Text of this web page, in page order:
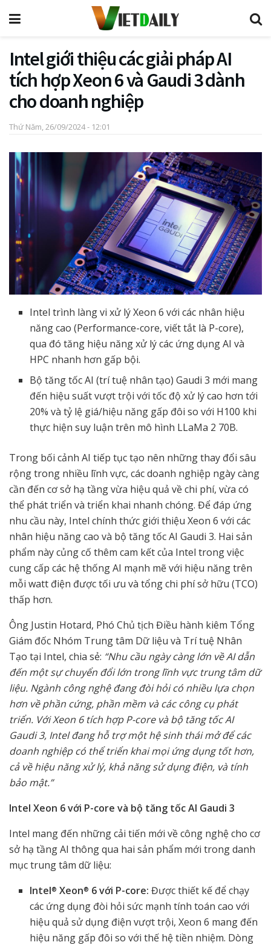
Intel giới thiệu các giải pháp AI
tích hợp Xeon 6 và Gaudi 3 dành
cho doanh nghiệp
Thứ Năm, 26/09/2024 - 12:01
Intel trình làng vi xử lý Xeon 6 với các nhân hiệu
năng cao (Performance-core, viết tắt là P-core),
qua đó tăng hiệu năng xử lý các ứng dụng AI và
HPC nhanh hơn gấp bội.
Bộ tăng tốc AI (trí tuệ nhân tạo) Gaudi 3 mới mang
đến hiệu suất vượt trội với tốc độ xử lý cao hơn tới
20% và tỷ lệ giá/hiệu năng gấp đôi so với H100 khi
thực hiện suy luận trên mô hình LLaMa 2 70B.
Trong bối cảnh AI tiếp tục tạo nên những thay đổi sâu
rộng trong nhiều lĩnh vực, các doanh nghiệp ngày càng
cần đến cơ sở hạ tầng vừa hiệu quả về chi phí, vừa có
thể phát triển và triển khai nhanh chóng. Để đáp ứng
nhu cầu này, Intel chính thức giới thiệu Xeon 6 với các
nhân hiệu năng cao và bộ tăng tốc AI Gaudi 3. Hai sản
phẩm này củng cố thêm cam kết của Intel trong việc
cung cấp các hệ thống AI mạnh mẽ với hiệu năng trên
mỗi watt điện được tối ưu và tổng chi phí sở hữu (TCO)
thấp hơn.
Ông Justin Hotard, Phó Chủ tịch Điều hành kiêm Tổng
Giám đốc Nhóm Trung tâm Dữ liệu và Trí tuệ Nhân
Tạo tại Intel, chia sẻ: “Nhu cầu ngày càng lớn về AI dẫn
đến một sự chuyển đổi lớn trong lĩnh vực trung tâm dữ
liệu. Ngành công nghệ đang đòi hỏi có nhiều lựa chọn
hơn về phần cứng, phần mềm và các công cụ phát
triển. Với Xeon 6 tích hợp P-core và bộ tăng tốc AI
Gaudi 3, Intel đang hỗ trợ một hệ sinh thái mở để các
doanh nghiệp có thể triển khai mọi ứng dụng tốt hơn,
cả về hiệu năng xử lý, khả năng sử dụng điện, và tính
bảo mật.”
Intel Xeon 6 với P-core và bộ tăng tốc AI Gaudi 3
Intel mang đến những cải tiến mới về công nghệ cho cơ
sở hạ tầng AI thông qua hai sản phẩm mới trong danh
mục trung tâm dữ liệu:
Intel® Xeon® 6 với P-core: Được thiết kế để chạy
các ứng dụng đòi hỏi sức mạnh tính toán cao với
hiệu quả sử dụng điện vượt trội, Xeon 6 mang đến
hiệu năng gấp đôi so với thế hệ tiền nhiệm. Dòng